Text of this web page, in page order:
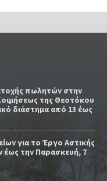
πωλητών στην
της Θεοτόκου
διάστημα από 13 έως
για το Έργο Αστικής
έως την Παρασκευή, 7